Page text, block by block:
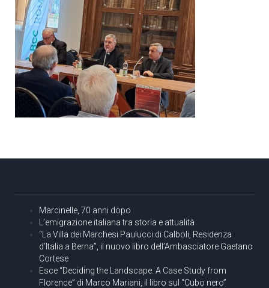
Marcinelle, 70 anni dopo
L’emigrazione italiana tra storia e attualità
“La Villa dei Marchesi Paulucci di Calboli, Residenza
d’Italia a Berna”, il nuovo libro dell’Ambasciatore Gaetano
Cortese
Esce “Deciding the Landscape. A Case Study from
Florence” di Marco Mariani, il libro sul “Cubo nero”